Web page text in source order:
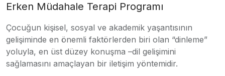
Erken Müdahale Terapi Programı
Çocuğun kişisel, sosyal ve akademik yaşantısının
gelişiminde en önemli faktörlerden biri olan “dinleme”
yoluyla, en üst düzey konuşma –dil gelişimini
sağlamasını amaçlayan bir iletişim yöntemidir.